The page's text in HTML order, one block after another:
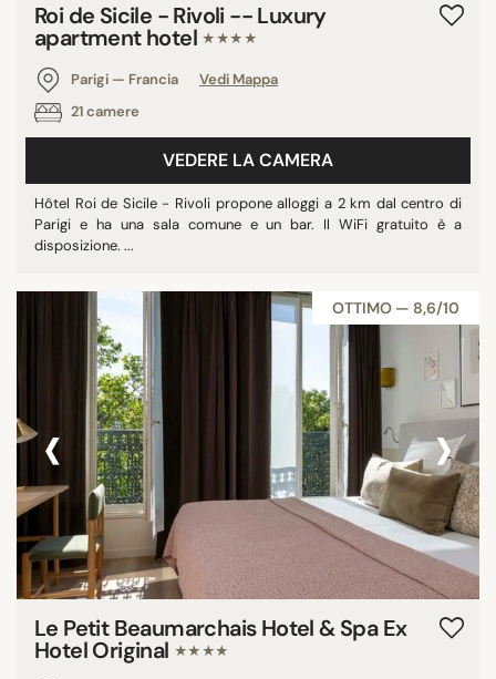
Roi de Sicile - Rivoli -- Luxury
apartment hotel ★★★★
Parigi — Francia
Vedi Mappa
21 camere
VEDERE LA CAMERA
Hôtel Roi de Sicile - Rivoli propone alloggi a 2 km dal centro di
Parigi e ha una sala comune e un bar. Il WiFi gratuito è a
disposizione. ...
OTTIMO — 8,6/10
‹ ›
Le Petit Beaumarchais Hotel & Spa Ex
Hotel Original ★★★★